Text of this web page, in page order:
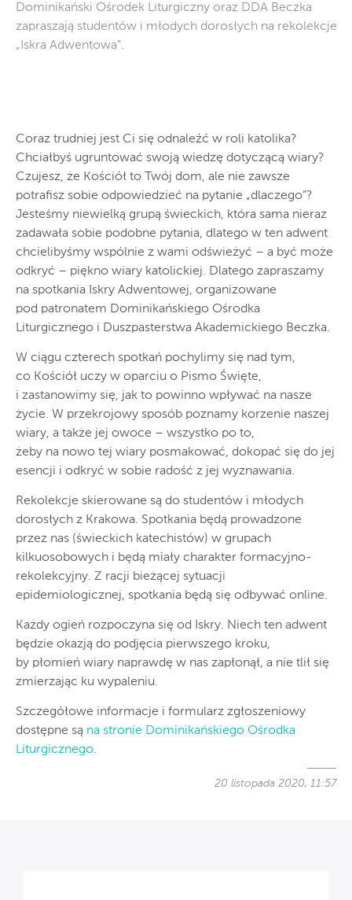
Dominikański Ośrodek Liturgiczny oraz DDA Beczka
zapraszają studentów i młodych dorosłych na rekolekcje
„Iskra Adwentowa”.
Coraz trudniej jest Ci się odnaleźć w roli katolika?
Chciałbyś ugruntować swoją wiedzę dotyczącą wiary?
Czujesz, że Kościół to Twój dom, ale nie zawsze
potrafisz sobie odpowiedzieć na pytanie „dlaczego”?
Jesteśmy niewielką grupą świeckich, która sama nieraz
zadawała sobie podobne pytania, dlatego w ten adwent
chcielibyśmy wspólnie z wami odświeżyć – a być może
odkryć – piękno wiary katolickiej. Dlatego zapraszamy
na spotkania Iskry Adwentowej, organizowane
pod patronatem Dominikańskiego Ośrodka
Liturgicznego i Duszpasterstwa Akademickiego Beczka.
W ciągu czterech spotkań pochylimy się nad tym,
co Kościół uczy w oparciu o Pismo Święte,
i zastanowimy się, jak to powinno wpływać na nasze
życie. W przekrojowy sposób poznamy korzenie naszej
wiary, a także jej owoce – wszystko po to,
żeby na nowo tej wiary posmakować, dokopać się do jej
esencji i odkryć w sobie radość z jej wyznawania.
Rekolekcje skierowane są do studentów i młodych
dorosłych z Krakowa. Spotkania będą prowadzone
przez nas (świeckich katechistów) w grupach
kilkuosobowych i będą miały charakter formacyjno-
rekolekcyjny. Z racji bieżącej sytuacji
epidemiologicznej, spotkania będą się odbywać online.
Każdy ogień rozpoczyna się od Iskry. Niech ten adwent
będzie okazją do podjęcia pierwszego kroku,
by płomień wiary naprawdę w nas zapłonął, a nie tlił się
zmierzając ku wypaleniu.
Szczegółowe informacje i formularz zgłoszeniowy
dostępne są na stronie Dominikańskiego Ośrodka
Liturgicznego.
20 listopada 2020, 11:57